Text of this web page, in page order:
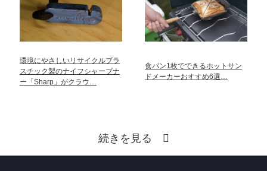
環境にやさしいリサイクルプラ
スチック製のナイフシャープナ
ー「Sharp」がクラウ…
食パン1枚でできるホットサン
ドメーカーおすすめ6選…
続きを見る